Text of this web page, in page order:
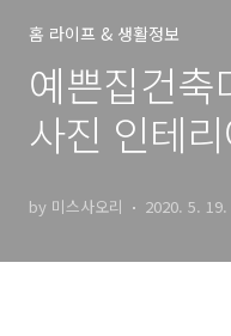
홈 라이프 & 생활정보
예쁜집건축
사진 인테
by 미스사오리 2020. 5. 19.